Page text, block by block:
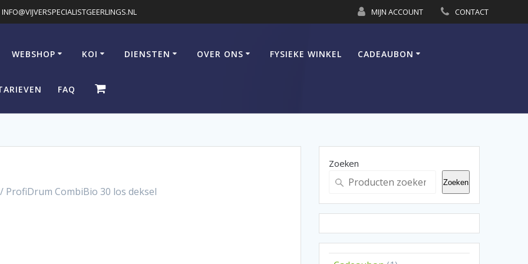
INFO@VIJVERSPECIALISTGEERLINGS.NL MIJN ACCOUNT CONTACT
WEBSHOP KOI DIENSTEN OVER ONS FYSIEKE WINKEL CADEAUBON
FAQ
/ ProfiDrum CombiBio 30 los deksel
Zoeken
Zoeken